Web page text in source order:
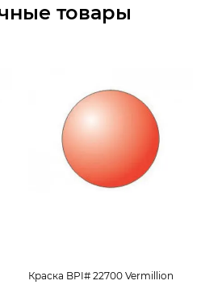
товары
Краска BPI# 22700 Vermillion